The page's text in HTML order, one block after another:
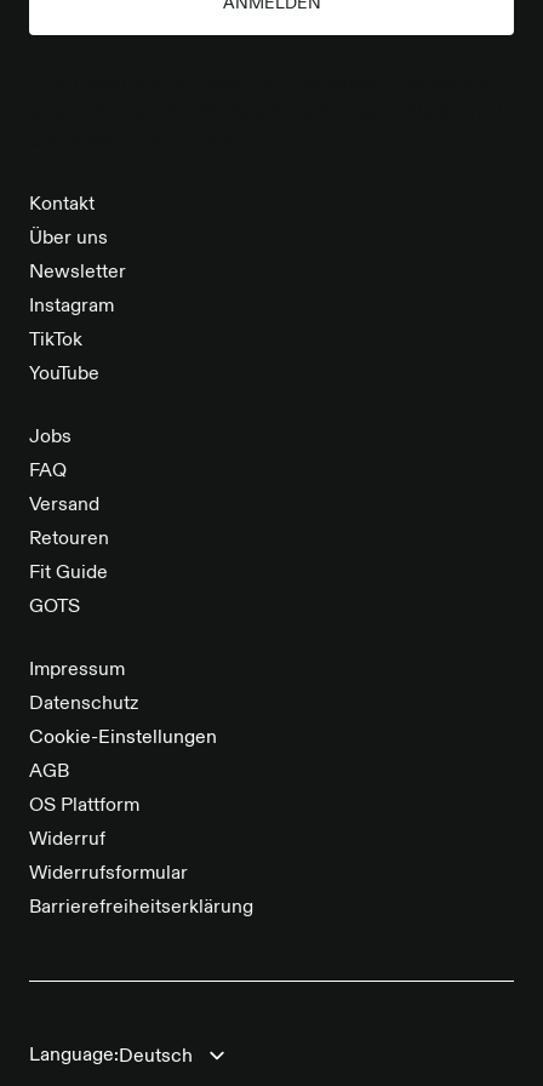
Kontakt
Über uns
Newsletter
Instagram
TikTok
YouTube
Jobs
FAQ
Versand
Retouren
Fit Guide
GOTS
Impressum
Datenschutz
Cookie-Einstellungen
AGB
OS Plattform
Widerruf
Widerrufsformular
Barrierefreiheitserklärung
ANMELDEN
Language: